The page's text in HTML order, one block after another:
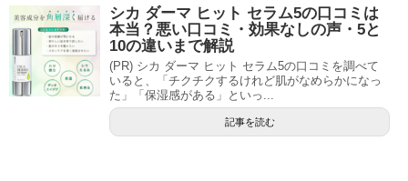
シカ ダーマ ヒット セラム5の口コミは
本当？悪い口コミ・効果なしの声・5と
10の違いまで解説
(PR) シカ ダーマ ヒット セラム5の口コミを調べて
いると、「チクチクするけれど肌がなめらかになっ
た」「保湿感がある」といっ...
記事を読む